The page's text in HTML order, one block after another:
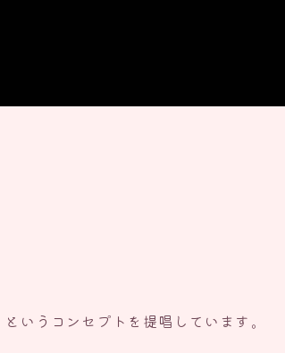
というコンセプトを提唱しています。